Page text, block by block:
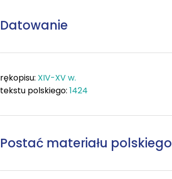
Datowanie
rękopisu: XIV-XV w.
tekstu polskiego: 1424
Postać materiału polskiego